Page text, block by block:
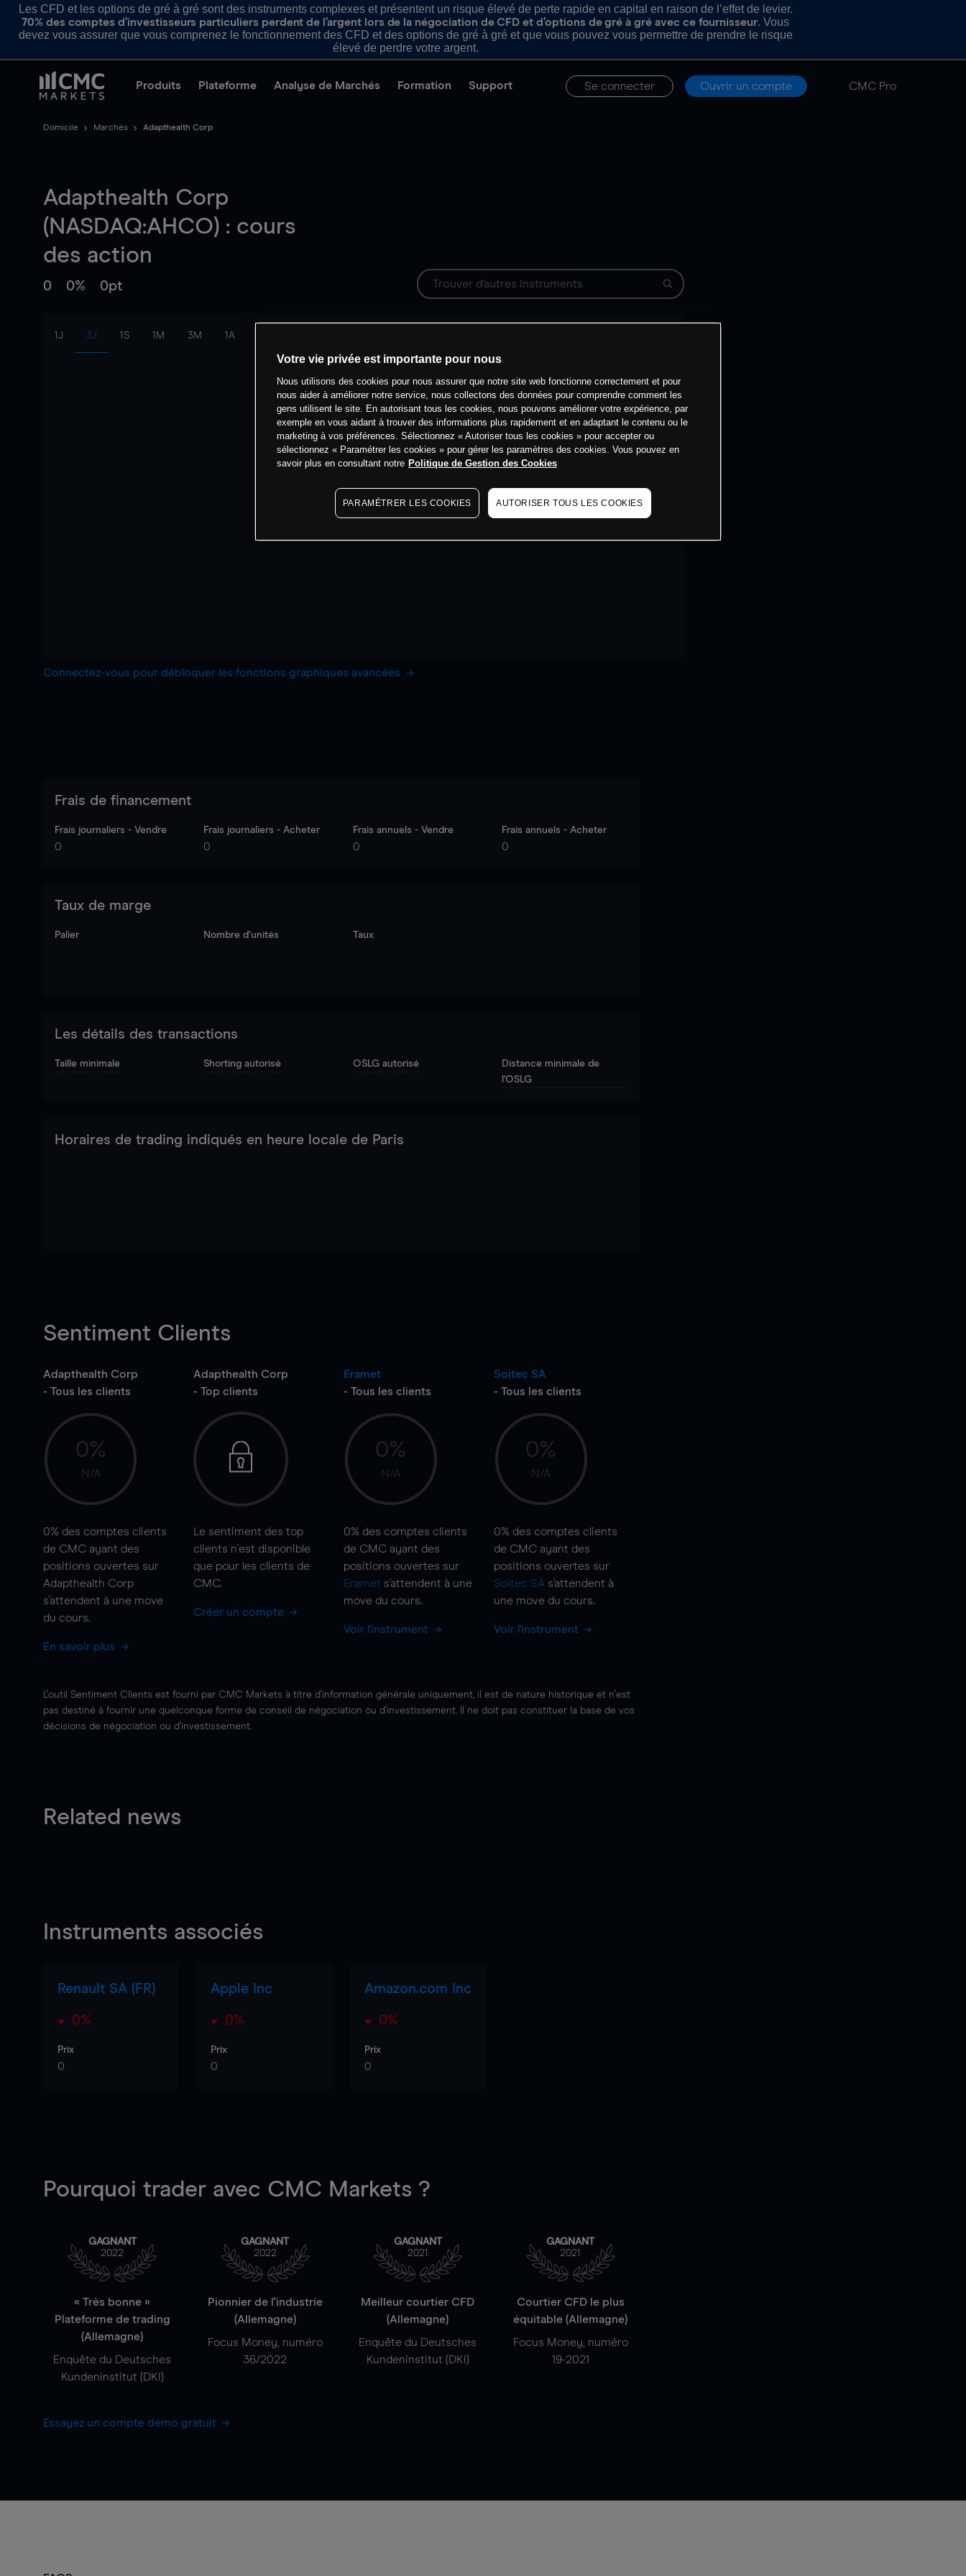
Les CFD et les options de gré à gré sont des instruments complexes et présentent un risque élevé de perte rapide en capital en raison de l’effet de levier.
70% des comptes d’investisseurs particuliers perdent de l’argent lors de la négociation de CFD et d’options de gré à gré avec ce fournisseur. Vous
devez vous assurer que vous comprenez le fonctionnement des CFD et des options de gré à gré et que vous pouvez vous permettre de prendre le risque
élevé de perdre votre argent.
Produits Plateforme Analyse de Marchés Formation Support Se connecter Ouvrir un compte CMC Pro
Domicile Marchés Adapthealth Corp
Adapthealth Corp
(NASDAQ:AHCO) : cours
des action
0 0% 0pt
1J 3J 1S 1M 3M 1A
Connectez-vous pour débloquer les fonctions graphiques avancées
Frais de financement
Frais journaliers - Vendre
0
Frais journaliers - Acheter
0
Frais annuels - Vendre
0
Frais annuels - Acheter
0
Taux de marge
Palier Nombre d’unités Taux
Les détails des transactions
Taille minimale Shorting autorisé OSLG autorisé
Distance minimale de
l'OSLG
Horaires de trading indiqués en heure locale de Paris
Sentiment Clients
Adapthealth Corp
- Tous les clients
0%
N/A
0% des comptes clients
de CMC ayant des
positions ouvertes sur
Adapthealth Corp
s'attendent à une move
du cours.
En savoir plus
Adapthealth Corp
- Top clients
Le sentiment des top
clients n'est disponible
que pour les clients de
CMC.
Créer un compte
Eramet
- Tous les clients
0%
N/A
0% des comptes clients
de CMC ayant des
positions ouvertes sur
Eramet s'attendent à une
move du cours.
Voir l'instrument
Soitec SA
- Tous les clients
0%
N/A
0% des comptes clients
de CMC ayant des
positions ouvertes sur
Soitec SA s'attendent à
une move du cours.
Voir l'instrument
L'outil Sentiment Clients est fourni par CMC Markets à titre d'information générale uniquement, il est de nature historique et n'est
pas destiné à fournir une quelconque forme de conseil de négociation ou d'investissement. Il ne doit pas constituer la base de vos
décisions de négociation ou d'investissement.
Related news
Instruments associés
Renault SA (FR)
0%
Prix
0
Apple Inc
0%
Prix
0
Amazon.com Inc
0%
Prix
0
Pourquoi trader avec CMC Markets ?
GAGNANT
2022
« Très bonne »
Plateforme de trading
(Allemagne)
Enquête du Deutsches
Kundeninstitut (DKI)
GAGNANT
2022
Pionnier de l'industrie
(Allemagne)
Focus Money, numéro
36/2022
GAGNANT
2021
Meilleur courtier CFD
(Allemagne)
Enquête du Deutsches
Kundeninstitut (DKI)
GAGNANT
2021
Courtier CFD le plus
équitable (Allemagne)
Focus Money, numéro
19-2021
Essayez un compte démo gratuit
Votre vie privée est importante pour nous
Nous utilisons des cookies pour nous assurer que notre site web fonctionne correctement et pour
nous aider à améliorer notre service, nous collectons des données pour comprendre comment les
gens utilisent le site. En autorisant tous les cookies, nous pouvons améliorer votre expérience, par
exemple en vous aidant à trouver des informations plus rapidement et en adaptant le contenu ou le
marketing à vos préférences. Sélectionnez « Autoriser tous les cookies » pour accepter ou
sélectionnez « Paramétrer les cookies » pour gérer les paramètres des cookies. Vous pouvez en
savoir plus en consultant notre Politique de Gestion des Cookies
PARAMÉTRER LES COOKIES AUTORISER TOUS LES COOKIES